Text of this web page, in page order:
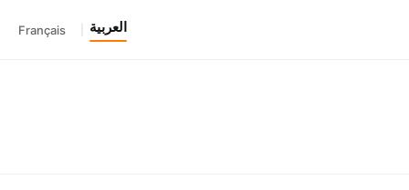
العربية Français